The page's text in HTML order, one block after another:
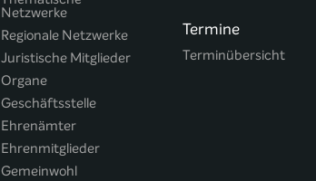
Netzwerke
Regionale Netzwerke
Juristische Mitglieder
Organe
Geschäftsstelle
Ehrenämter
Ehrenmitglieder
Gemeinwohl
Termine
Terminübersicht